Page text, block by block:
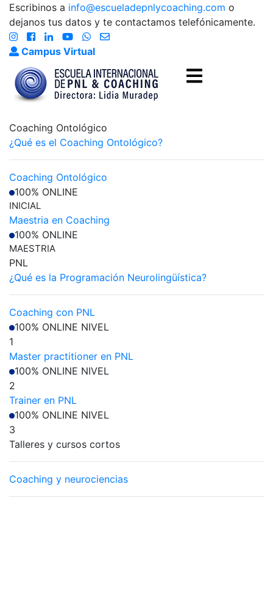
Escribinos a info@escueladepnlycoaching.com o
dejanos tus datos y te contactamos telefónicamente.
Campus Virtual
Coaching Ontológico
¿Qué es el Coaching Ontológico?
Coaching Ontológico
100% ONLINE
INICIAL
Maestria en Coaching
100% ONLINE
MAESTRIA
PNL
¿Qué es la Programación Neurolingüística?
Coaching con PNL
100% ONLINE NIVEL
1
Master practitioner en PNL
100% ONLINE NIVEL
2
Trainer en PNL
100% ONLINE NIVEL
3
Talleres y cursos cortos
Coaching y neurociencias